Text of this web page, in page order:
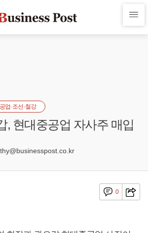
업·조선·철강
, 현대중공업 자사주 매입
0